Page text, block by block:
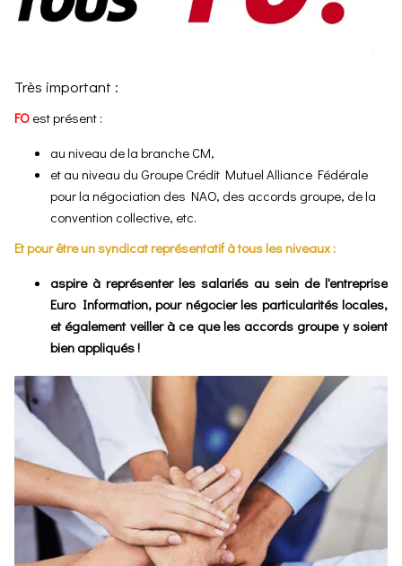
Très important :
FO est présent :
au niveau de la branche CM,
et au niveau du Groupe Crédit Mutuel Alliance Fédérale
pour la négociation des NAO, des accords groupe, de la
convention collective, etc.
Et pour être un syndicat représentatif à tous les niveaux :
aspire à représenter les salariés au sein de l'entreprise
Euro Information, pour négocier les particularités locales,
et également veiller à ce que les accords groupe y soient
bien appliqués !